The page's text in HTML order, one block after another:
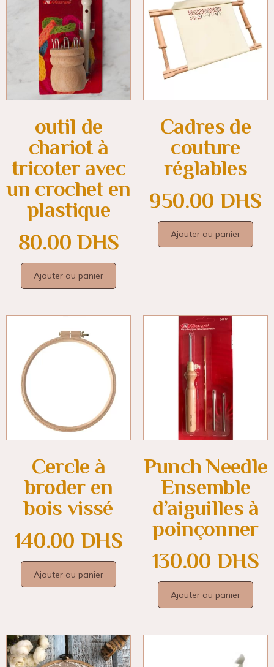
outil de
chariot à
tricoter avec
un crochet en
plastique
80.00 DHS
Ajouter au panier
Cadres de
couture
réglables
950.00 DHS
Ajouter au panier
Cercle à
broder en
bois vissé
140.00 DHS
Ajouter au panier
Punch Needle
Ensemble
d’aiguilles à
poinçonner
130.00 DHS
Ajouter au panier